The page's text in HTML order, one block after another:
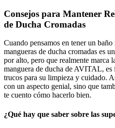
Consejos para Mantener
de Ducha Cromadas
Cuando pensamos en tener un
mangueras de ducha cromadas es
por alto, pero que realmente marca
manguera de ducha de AVITAL, es
trucos para su limpieza y cuidado.
con un aspecto genial, sino que
te cuento cómo hacerlo bien.
¿Qué hay que saber sobre las